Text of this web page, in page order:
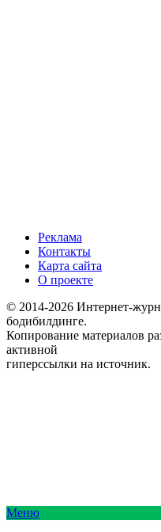
Реклама
Контакты
Карта сайта
О проекте
© 2014-2026 Интернет-
бодибилдинге.
Копирование материалов
активной
гиперссылки на источник.
Меню